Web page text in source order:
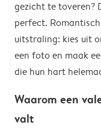
zijn niet
contact opnemen
om te zien of er
voor je bestelling.
gezicht te toveren?
perfect.
uitstraling: kies uit
een foto en maak
die hun hart
Waarom een
valt